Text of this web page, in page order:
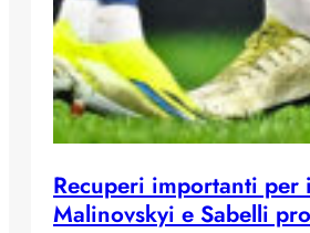
Recuperi importanti per
Malinovskyi e Sabelli